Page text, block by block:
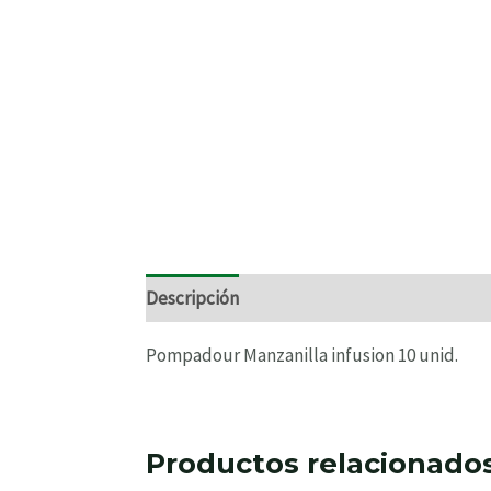
Descripción
Pompadour Manzanilla infusion 10 unid.
Productos